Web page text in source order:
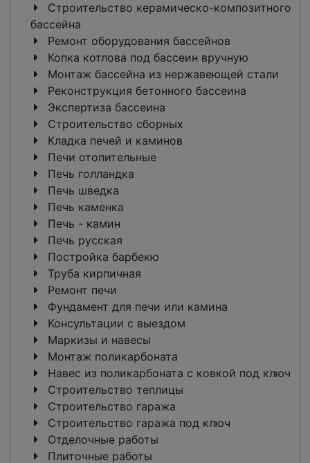
Строительство керамическо-композитного
бассейна
Ремонт оборудования бассейнов
Копка котлова под бассеин вручную
Монтаж бассейна из нержавеющей стали
Реконструкция бетонного бассеина
Экспертиза бассеина
Строительство сборных
Кладка печей и каминов
Печи отопительные
Печь голландка
Печь шведка
Печь каменка
Печь - камин
Печь русская
Постройка барбекю
Труба кирпичная
Ремонт печи
Фундамент для печи или камина
Консультации с выездом
Маркизы и навесы
Монтаж поликарбоната
Навес из поликарбоната с ковкой под ключ
Строительство теплицы
Строительство гаража
Строительство гаража под ключ
Отделочные работы
Плиточные работы